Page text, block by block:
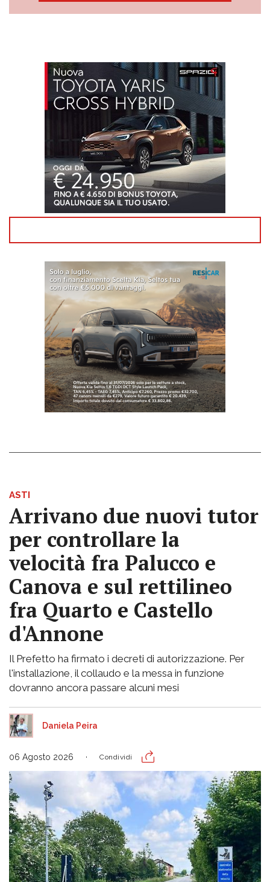
ASTI
Arrivano due nuovi tutor
per controllare la
velocità fra Palucco e
Canova e sul rettilineo
fra Quarto e Castello
d'Annone
Il Prefetto ha firmato i decreti di autorizzazione. Per
l'installazione, il collaudo e la messa in funzione
dovranno ancora passare alcuni mesi
Daniela Peira
06 Agosto 2026 Condividi